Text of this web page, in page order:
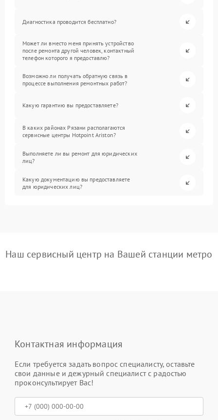
Диагностика проводится бесплатно?
Может ли вместо меня принять устройство
после ремонта другой человек, контактный
телефон которого я предоставлю?
Возможно ли получать обратную связь в
процессе выполнения ремонтных работ?
Какую гарантию вы предоставляете?
В каких районах Рязани располагаются
сервисные центры Hotpoint Ariston?
Выполняете ли вы ремонт для юридических
лиц?
Какую документацию вы предоставляете
для юридических лиц?
Наш сервисный центр на Вашей станции метро
Контактная информация
Если требуется задать вопрос специалисту, оставьте
свои данные и дежурный специалист с радостью
проконсультирует Вас!